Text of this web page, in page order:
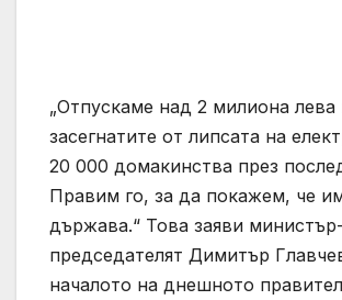
„Отпускаме над 2 милиона лева
засегнатите от липсата на
20 000 домакинства през
Правим го, за да покажем, че
държава.“ Това заяви министър-
председателят Димитър
началото на днешното